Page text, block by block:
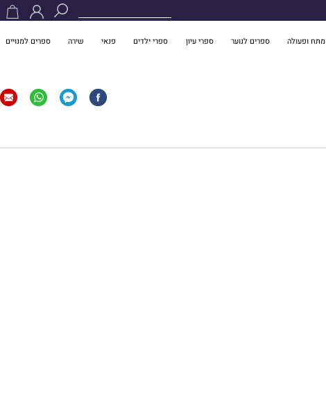
מתח ופעולה ספרים לנוער ספרי עיון ספרי ילדים פנאי שירה ספרים למנויים